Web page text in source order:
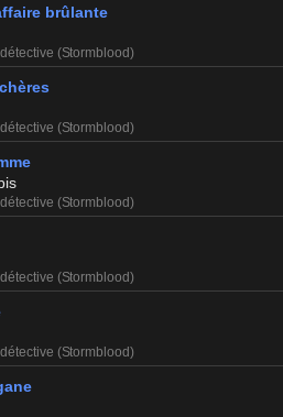
brûlante
(Stormblood)
(Stormblood)
(Stormblood)
(Stormblood)
(Stormblood)